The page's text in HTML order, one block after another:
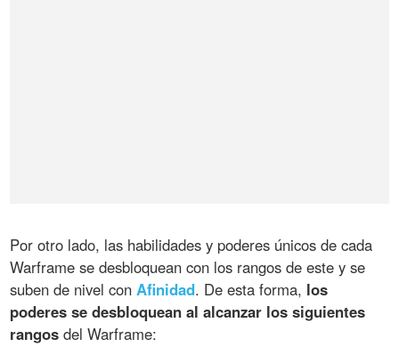
Por otro lado, las habilidades y poderes únicos de cada
Warframe se desbloquean con los rangos de este y se
suben de nivel conAfinidad. De esta forma, los
poderes se desbloquean al alcanzar los siguientes
rangos del Warframe: